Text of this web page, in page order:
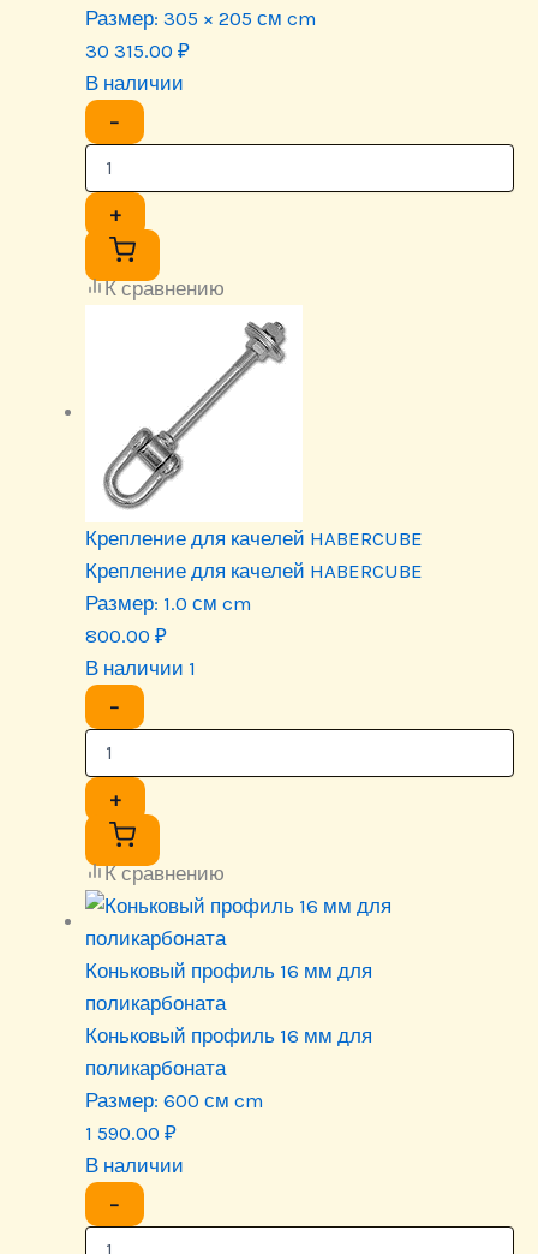
Размер: 305 × 205 см cm
30 315.00 ₽
В наличии
−
+
К сравнению
Крепление для качелей HABERCUBE
Крепление для качелей HABERCUBE
Размер: 1.0 см cm
800.00 ₽
В наличии 1
−
+
К сравнению
Коньковый профиль 16 мм для
поликарбоната
Коньковый профиль 16 мм для
поликарбоната
Размер: 600 см cm
1 590.00 ₽
В наличии
−